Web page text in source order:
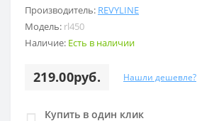
Производитель: REVYLINE
Модель: rl450
Наличие: Есть в наличии
219.00руб. Нашли дешевле?
Купить в один клик